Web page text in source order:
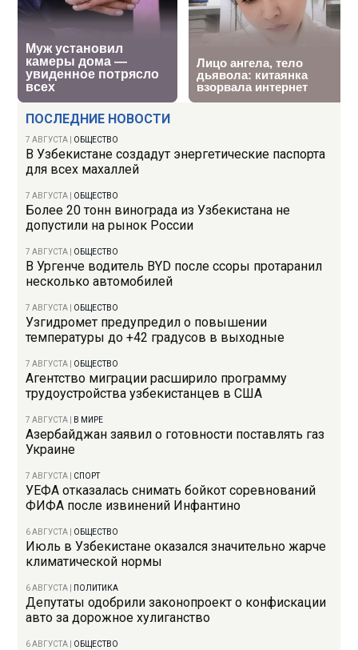
ПОСЛЕДНИЕ НОВОСТИ
7 АВГУСТА ОБЩЕСТВО
В Узбекистане создадут энергетические паспорта
для всех махаллей
7 АВГУСТА ОБЩЕСТВО
Более 20 тонн винограда из Узбекистана не
допустили на рынок России
7 АВГУСТА ОБЩЕСТВО
В Ургенче водитель BYD после ссоры протаранил
несколько автомобилей
7 АВГУСТА ОБЩЕСТВО
Узгидромет предупредил о повышении
температуры до +42 градусов в выходные
7 АВГУСТА ОБЩЕСТВО
Агентство миграции расширило программу
трудоустройства узбекистанцев в США
7 АВГУСТА В МИРЕ
Азербайджан заявил о готовности поставлять газ
Украине
7 АВГУСТА СПОРТ
УЕФА отказалась снимать бойкот соревнований
ФИФА после извинений Инфантино
6 АВГУСТА ОБЩЕСТВО
Июль в Узбекистане оказался значительно жарче
климатической нормы
6 АВГУСТА ПОЛИТИКА
Депутаты одобрили законопроект о конфискации
авто за дорожное хулиганство
6 АВГУСТА ОБЩЕСТВО